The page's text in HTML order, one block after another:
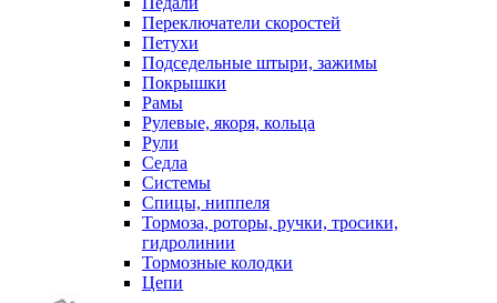
Переключатели скоростей
Петухи
Подседельные штыри, зажимы
Покрышки
Рамы
Рулевые, якоря, кольца
Рули
Седла
Системы
Спицы, ниппеля
Тормоза, роторы, ручки, тросики,
гидролинии
Тормозные колодки
Цепи